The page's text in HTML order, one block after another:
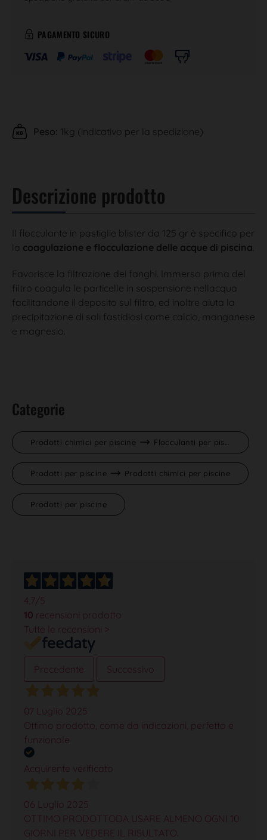
PAGAMENTO SICURO
Peso: 1kg (indicativo per la spedizione)
Descrizione prodotto
Il flocculante in pastiglie blister da 125 gr è specifico per
la coagulazione e flocculazione delle acque di piscina
Favorisce la filtrazione dei fanghi. Immerso prima del
filtro coagula le particelle in sospensione nellacqua
facilitandone il deposito sul filtro, ed inoltre aiuta la
precipitazione di sali fastidiosi come calcio, manganese
e magnesio.
Categorie
Prodotti chimici per piscine Flocculanti per piscine
Prodotti per piscine Prodotti chimici per piscine
Prodotti per piscine
4,7/5
10 recensioni prodotto
Tutte le recensioni >
Precedente Successivo
07 Luglio 2025
Ottimo prodotto, come da indicazioni, perfetto e
funzionale
Acquirente verificato
06 Luglio 2025
OTTIMO PRODOTTODA USARE ALMENO OGNI 10
GIORNI PER VEDERE IL RISULTATO.